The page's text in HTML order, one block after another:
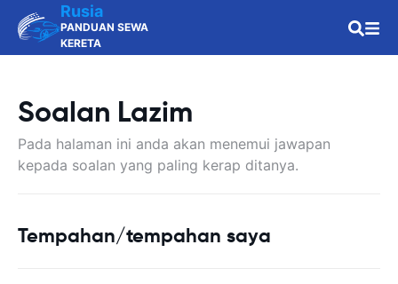
Rusia
PANDUAN SEWA
KERETA
Soalan Lazim
Pada halaman ini anda akan menemui jawapan
kepada soalan yang paling kerap ditanya.
Tempahan/tempahan saya